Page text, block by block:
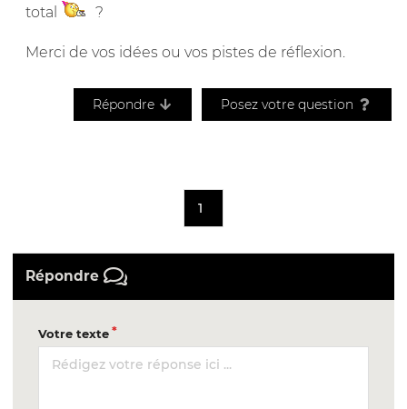
total
?
Merci de vos idées ou vos pistes de réflexion.
Répondre Posez votre question
1
Répondre
Votre texte